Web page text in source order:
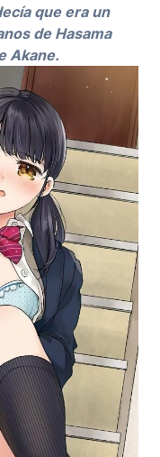
que era un
de Hasama
Akane.